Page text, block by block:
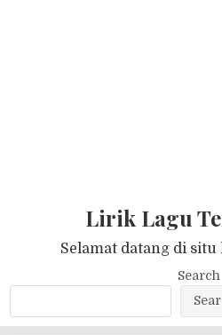
Lirik Lagu
Selamat datang di
Search